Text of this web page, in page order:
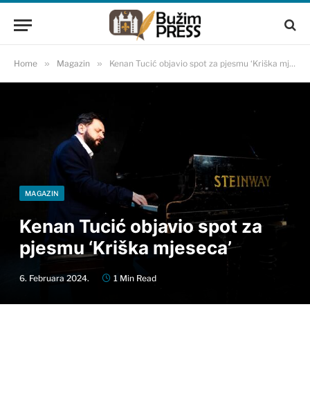
Home » Magazin » Kenan Tucić objavio spot za pjesmu ‘Kriška mjeseca’
MAGAZIN
Kenan Tucić objavio spot za
pjesmu ‘Kriška mjeseca’
6. Februara 2024. 1 Min Read